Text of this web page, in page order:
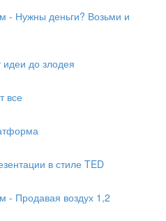
- Нужны деньги? Возьми и
до злодея
все
в стиле TED
- Продавая воздух 1,2